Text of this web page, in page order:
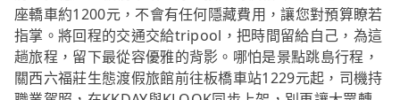
座轎車約1200元，不會有任何隱藏費用，讓您對預算瞭若
指掌。將回程的交通交給tripool，把時間留給自己，為這
趟旅程，留下最從容優雅的背影。哪怕是景點跳島行程，
關西六福莊生態渡假旅館前往板橋車站1229元起，司機持